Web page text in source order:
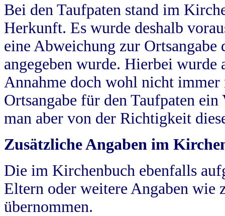
Bei den Taufpaten stand im
Herkunft. Es wurde deshalb
eine Abweichung zur
angegeben wurde. Hierbei wurde
Annahme doch wohl nicht
Ortsangabe für den Taufpaten
man aber von der Richtigkeit
Zusätzliche Angaben im
Die im Kirchenbuch ebenfalls
Eltern oder weitere Angaben wie
übernommen.